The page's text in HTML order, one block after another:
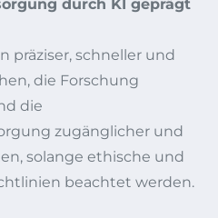
durch KI geprägt
präziser, schneller und
die Forschung
die
zugänglicher und
solange ethische und
beachtet werden.